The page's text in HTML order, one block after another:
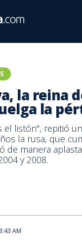
la reina
la
el listón", repitió
la rusa, que
de manera
y 2008.
AM